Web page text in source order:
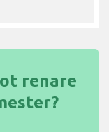
renare